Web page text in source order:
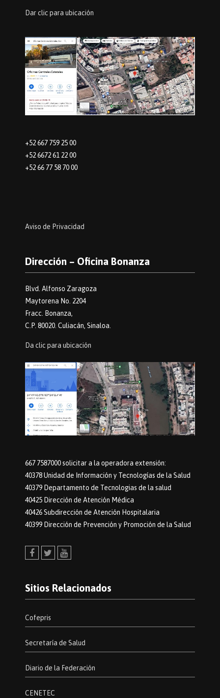
Dar clic para ubicación
+52 667 759 25 00
+52 6672 61 22 00
+52 66 77 58 70 00
Aviso de Privacidad
Dirección – Oficina Bonanza
Blvd. Alfonso Zaragoza
Maytorena No. 2204
Fracc. Bonanza,
C.P. 80020. Culiacán, Sinaloa.
Da clic para ubicación
667 7587000 solicitar a la operadora extensión:
40378 Unidad de Información y Tecnologías de la Salud
40379 Departamento de Tecnologias de la salud
40425 Dirección de Atención Médica
40426 Subdirección de Atención Hospitalaria
40399 Dirección de Prevención y Promoción de la Salud
Sitios Relacionados
Cofepris
Secretaría de Salud
Diario de la Federación
CENETEC